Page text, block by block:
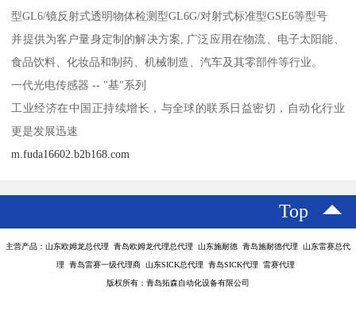
型GL6/镜反射式透明物体检测型GL6G/对射式标准型GSE6等型号
并提供为客户量身定制的解决方案, 广泛应用在物流、电子太阳能、
食品饮料、化妆品和制药、机械制造、汽车及其零部件等行业。
一代光电传感器 -- "基"系列
工业经济在中国正持续增长，与全球的联系日益密切，自动化行业
更是发展迅速
m.fuda16602.b2b168.com
Top
主营产品：山东欧姆龙总代理 青岛欧姆龙代理总代理 山东施耐德 青岛施耐德代理 山东雷赛总代
理 青岛雷赛一级代理商 山东SICK总代理 青岛SICK代理 雷赛代理
版权所有：青岛拓森自动化设备有限公司